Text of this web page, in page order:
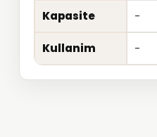
Kapasite -
Kullanim -